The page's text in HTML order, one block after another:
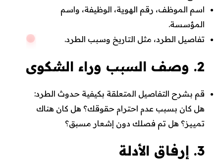
اسم الموظف، رقم الهوية، الوظيفة، واسم
المؤسسة.
تفاصيل الطرد، مثل التاريخ وسبب الطرد.
2. وصف السبب وراء الشكوى
قم بشرح التفاصيل المتعلقة بكيفية حدوث الطرد:
هل كان بسبب عدم احترام حقوقك؟ هل كان هناك
تمييز؟ هل تم فصلك دون إشعار مسبق؟
3. إرفاق الأدلة